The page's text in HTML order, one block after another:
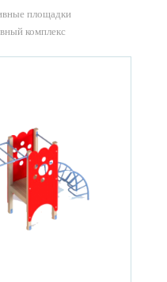
площадки
комплекс